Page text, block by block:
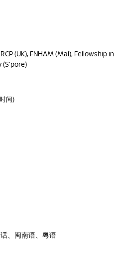
(UK), FNHAM (Mal), Fellowship in
(S'pore)
间)
、闽南语、粤语